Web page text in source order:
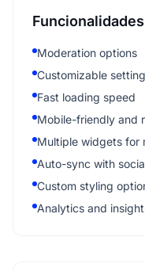
Funcionalidades
Moderation options
Customizable
Fast loading speed
Mobile-friendly and
Multiple widgets for
Auto-sync with
Custom styling
Analytics and